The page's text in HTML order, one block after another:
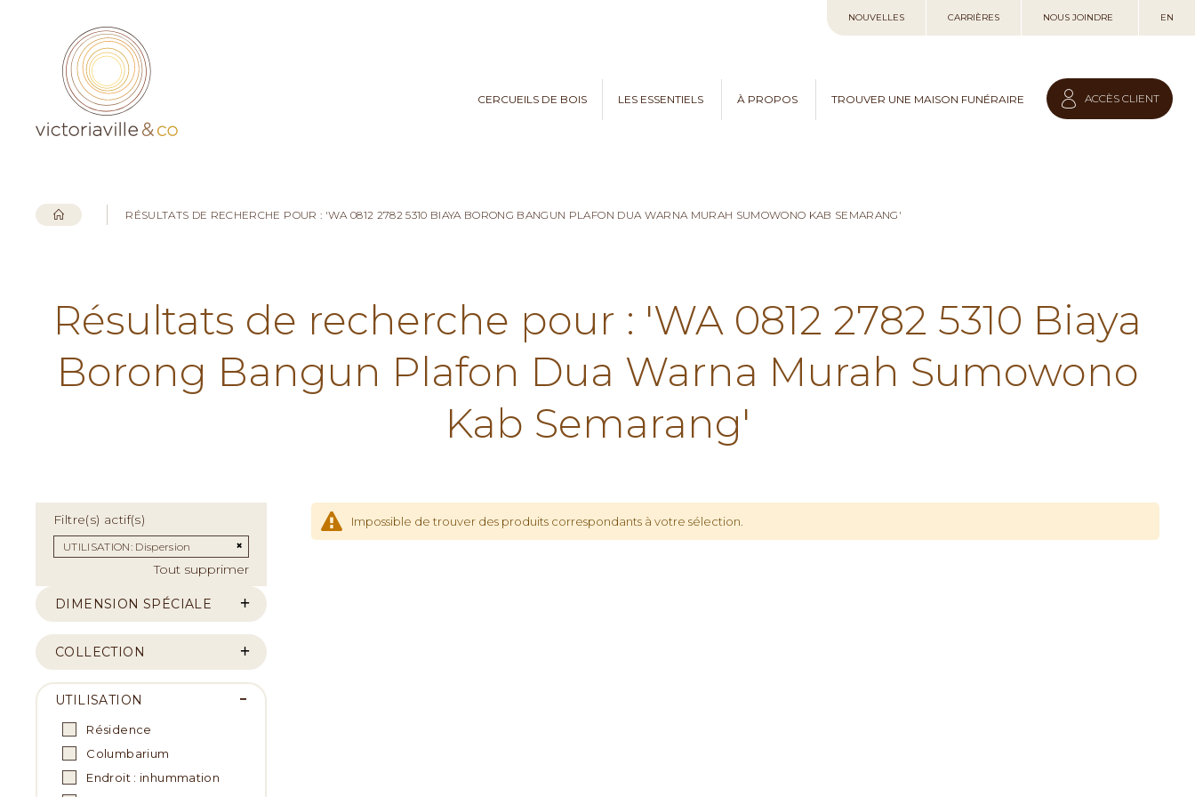
au
NOUVELLES CARRIÈRES NOUS JOINDRE EN
CERCUEILS DE BOIS LES ESSENTIELS À PROPOS TROUVER UNE MAISON FUNÉRAIRE ACCÈS CLIENT
RÉSULTATS DE RECHERCHE POUR : 'WA 0812 2782 5310 BIAYA BORONG BANGUN PLAFON DUA WARNA MURAH SUMOWONO KAB SEMARANG'
Résultats de recherche pour : 'WA 0812 2782 5310 Biaya
Borong Bangun Plafon Dua Warna Murah Sumowono
Kab Semarang'
Impossible de trouver des produits correspondants à votre sélection.
Filtre(s) actif(s)
UTILISATION Dispersion Supprimer cet Élément
Tout supprimer
DIMENSION SPÉCIALE
COLLECTION
UTILISATION
Résidence
Columbarium
Endroit : inhummation